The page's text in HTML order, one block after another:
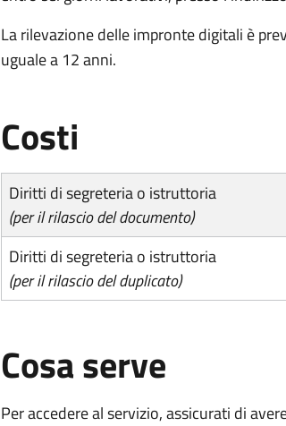
La rilevazione delle impronte digitali è
uguale a 12 anni.
Costi
Diritti di segreteria o istruttoria
(per il rilascio del documento)
Diritti di segreteria o istruttoria
(per il rilascio del duplicato)
Cosa serve
Per accedere al servizio, assicurati di